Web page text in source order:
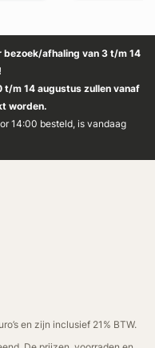
bezoek/afhaling van 3 t/m 14
t/m 14 augustus zullen vanaf
worden.
14:00 besteld, is vandaag
en zijn inclusief 21% BTW.